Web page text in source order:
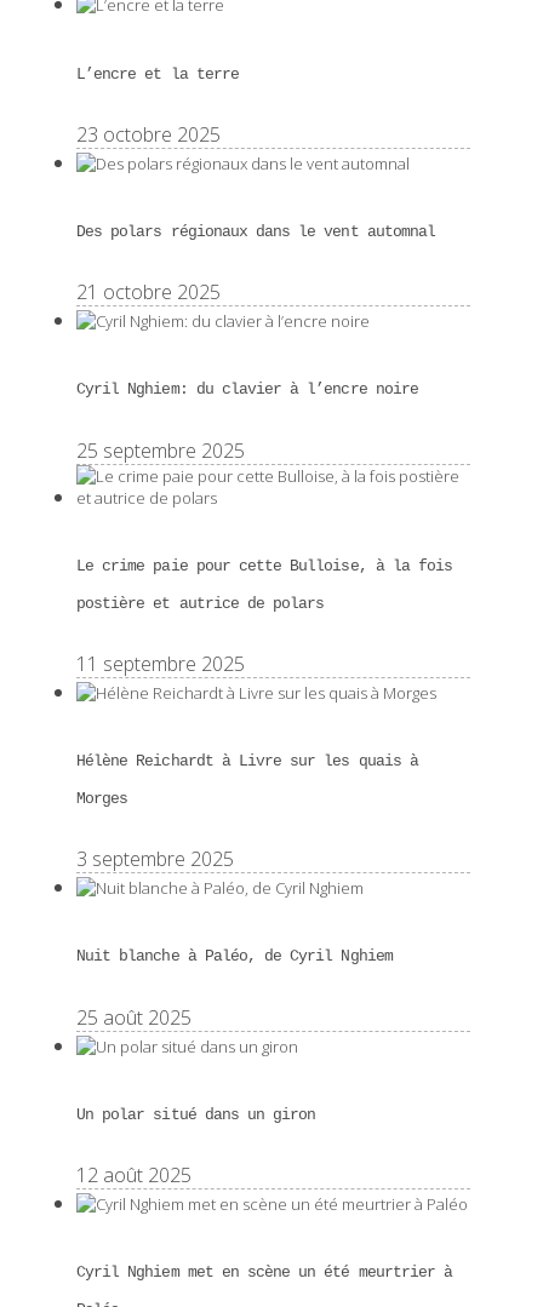
L’encre et la terre
23 octobre 2025
Des polars régionaux dans le vent automnal
21 octobre 2025
Cyril Nghiem: du clavier à l’encre noire
25 septembre 2025
Le crime paie pour cette Bulloise, à la fois
postière et autrice de polars
11 septembre 2025
Hélène Reichardt à Livre sur les quais à
Morges
3 septembre 2025
Nuit blanche à Paléo, de Cyril Nghiem
25 août 2025
Un polar situé dans un giron
12 août 2025
Cyril Nghiem met en scène un été meurtrier à